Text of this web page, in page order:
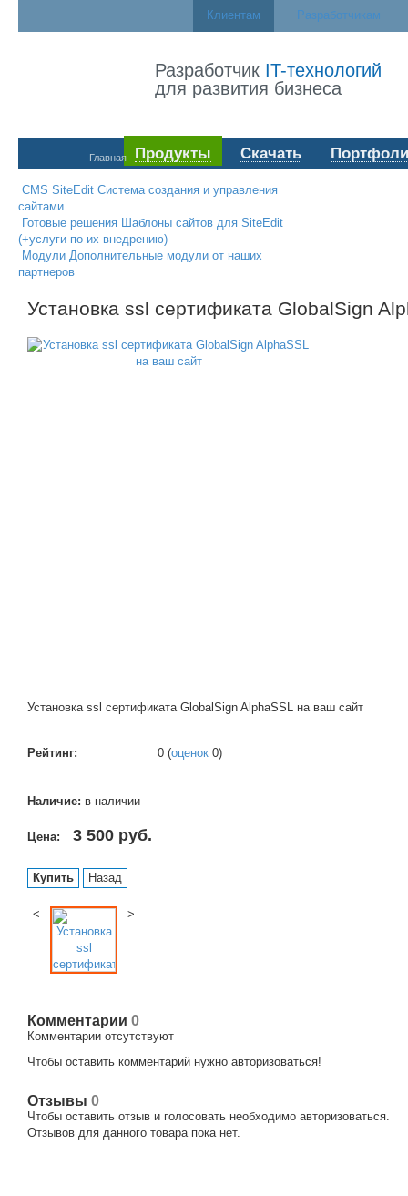
Клиентам Разработчикам
Разработчик IT-технологий
для развития бизнеса
Главная Продукты Скачать
CMS SiteEdit Система создания и управления
сайтами
Готовые решения Шаблоны сайтов для SiteEdit
(+услуги по их внедрению)
Модули Дополнительные модули от наших
партнеров
Установка ssl сертификата GlobalSign
Установка ssl сертификата GlobalSign AlphaSSL на ваш сайт
Рейтинг: 0 (оценок 0)
Наличие: в наличии
Цена: 3 500 руб.
Купить Назад
< >
Комментарии 0
Комментарии отсутствуют
Чтобы оставить комментарий нужно авторизоваться!
Отзывы 0
Чтобы оcтавить отзыв и голосовать необходимо авторизоваться.
Отзывов для данного товара пока нет.